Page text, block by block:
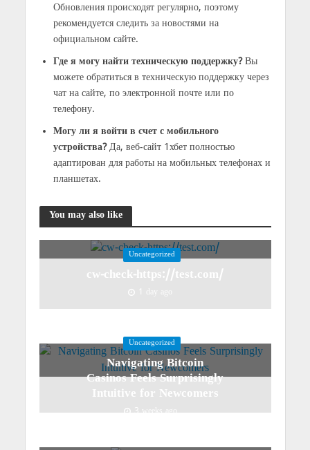
Обновления происходят регулярно, поэтому
рекомендуется следить за новостями на
официальном сайте.
Где я могу найти техническую поддержку?Вы
можете обратиться в техническую поддержку через
чат на сайте, по электронной почте или по
телефону.
Могу ли я войти в счет с мобильного
устройства?Да, веб-сайт 1хбет полностью
адаптирован для работы на мобильных телефонах и
планшетах.
You may also like
Uncategorized
cw-check-https://test.com/
1 day ago
Uncategorized
Navigating Bitcoin
Casinos Feels Surprisingly
Intuitive for Newcomers
3 weeks ago